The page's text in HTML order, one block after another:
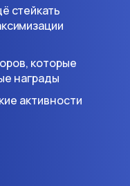
стейкать
которые
награды
активности